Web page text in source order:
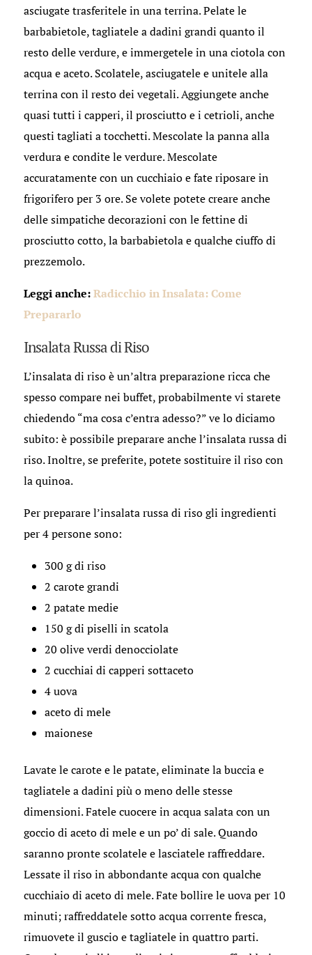
asciugate trasferitele in una terrina. Pelate le
barbabietole, tagliatele a dadini grandi quanto il
resto delle verdure, e immergetele in una ciotola con
acqua e aceto. Scolatele, asciugatele e unitele alla
terrina con il resto dei vegetali. Aggiungete anche
quasi tutti i capperi, il prosciutto e i cetrioli, anche
questi tagliati a tocchetti. Mescolate la panna alla
verdura e condite le verdure. Mescolate
accuratamente con un cucchiaio e fate riposare in
frigorifero per 3 ore. Se volete potete creare anche
delle simpatiche decorazioni con le fettine di
prosciutto cotto, la barbabietola e qualche ciuffo di
prezzemolo.
Leggi anche:Radicchio in Insalata: Come
Prepararlo
Insalata Russa di Riso
L’insalata di riso è un’altra preparazione ricca che
spesso compare nei buffet, probabilmente vi starete
chiedendo “ma cosa c’entra adesso?” ve lo diciamo
subito: è possibile preparare anche l’insalata russa di
riso. Inoltre, se preferite, potete sostituire il riso con
la quinoa.
Per preparare l’insalata russa di riso gli ingredienti
per 4 persone sono:
300 g di riso
2 carote grandi
2 patate medie
150 g di piselli in scatola
20 olive verdi denocciolate
2 cucchiai di capperi sottaceto
4 uova
aceto di mele
maionese
Lavate le carote e le patate, eliminate la buccia e
tagliatele a dadini più o meno delle stesse
dimensioni. Fatele cuocere in acqua salata con un
goccio di aceto di mele e un po’ di sale. Quando
saranno pronte scolatele e lasciatele raffreddare.
Lessate il riso in abbondante acqua con qualche
cucchiaio di aceto di mele. Fate bollire le uova per 10
minuti; raffreddatele sotto acqua corrente fresca,
rimuovete il guscio e tagliatele in quattro parti.